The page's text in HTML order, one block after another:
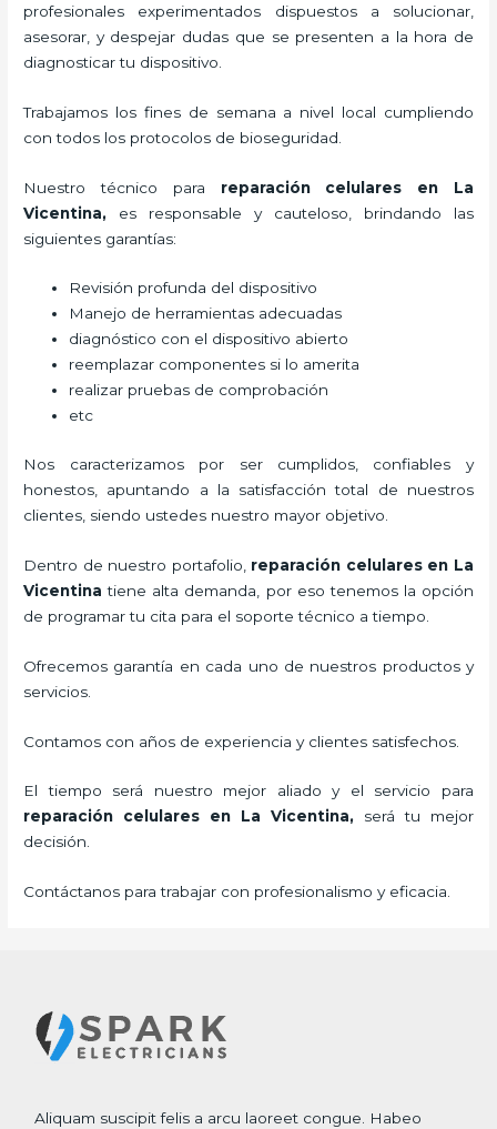
profesionales experimentados dispuestos a solucionar,
asesorar, y despejar dudas que se presenten a la hora de
diagnosticar tu dispositivo.
Trabajamos los fines de semana a nivel local cumpliendo
con todos los protocolos de bioseguridad.
Nuestro técnico para reparación celulares
en La
Vicentina, es responsable y cauteloso, brindando las
siguientes garantías:
Revisión profunda del dispositivo
Manejo de herramientas adecuadas
diagnóstico con el dispositivo abierto
reemplazar componentes si lo amerita
realizar pruebas de comprobación
etc
Nos caracterizamos por ser cumplidos, confiables y
honestos, apuntando a la satisfacción total de nuestros
clientes, siendo ustedes nuestro mayor objetivo.
Dentro de nuestro portafolio, reparación celulares en La
Vicentina tiene alta demanda, por eso tenemos la opción
de programar tu cita para el soporte técnico a tiempo.
Ofrecemos garantía en cada uno de nuestros productos y
servicios.
Contamos con años de experiencia y clientes satisfechos.
El tiempo será nuestro mejor aliado y el servicio para
reparación celulares
en La Vicentina, será tu mejor
decisión.
Contáctanos para trabajar con profesionalismo y eficacia.
Aliquam suscipit felis a arcu laoreet congue. Habeo